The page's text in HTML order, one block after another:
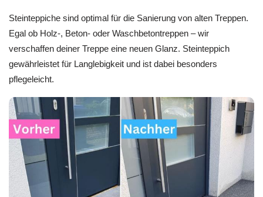
Steinteppiche sind optimal für die Sanierung von alten Treppen.
Egal ob Holz-, Beton- oder Waschbetontreppen – wir
verschaffen deiner Treppe eine neuen Glanz. Steinteppich
gewährleistet für Langlebigkeit und ist dabei besonders
pflegeleicht.